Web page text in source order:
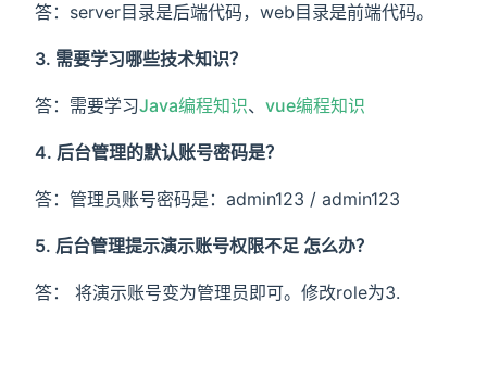
答：server目录是后端代码，web目录是前端代码。
3. 需要学习哪些技术知识？
答：需要学习Java编程知识、 vue编程知识
4. 后台管理的默认账号密码是？
答：管理员账号密码是：admin123 / admin123
5. 后台管理提示演示账号权限不足 怎么办？
答： 将演示账号变为管理员即可。修改role为3.